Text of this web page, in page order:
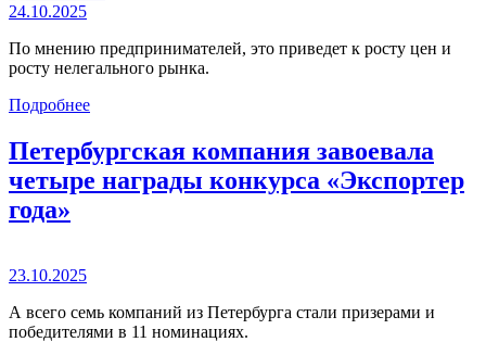
24.10.2025
По мнению предпринимателей, это приведет к росту цен и
росту нелегального рынка.
Подробнее
Петербургская компания завоевала
четыре награды конкурса «Экспортер
года»
23.10.2025
А всего семь компаний из Петербурга стали призерами и
победителями в 11 номинациях.